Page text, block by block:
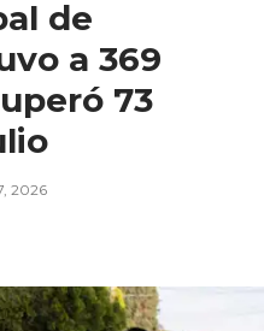
de
a 369
73
2026